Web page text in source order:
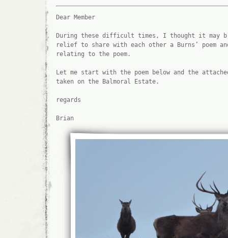
Dear Member
During these difficult times, I thought it
relief to share with each other a Burns’ poem
relating to the poem.
Let me start with the poem below and the
taken on the Balmoral Estate.
regards
Brian